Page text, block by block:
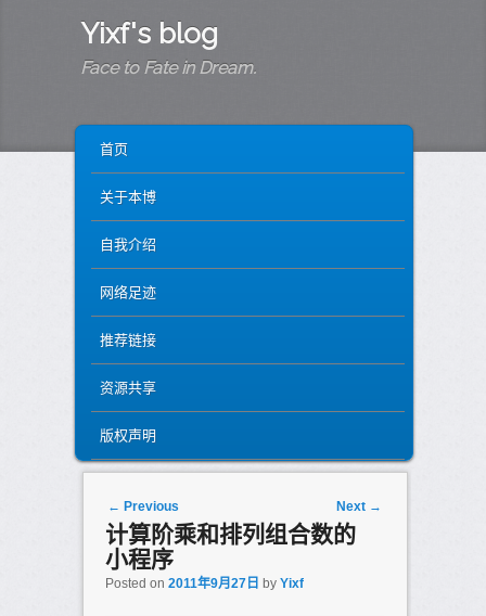
Yixf's blog
Face to Fate in Dream.
SKIP TO PRIMARY CONTENT
SKIP TO SECONDARY CONTENT
首页
关于本博
自我介绍
网络足迹
推荐链接
资源共享
版权声明
Post navigation
← Previous Next →
计算阶乘和排列组合数的
小程序
Posted on 2011年9月27日 by Yixf